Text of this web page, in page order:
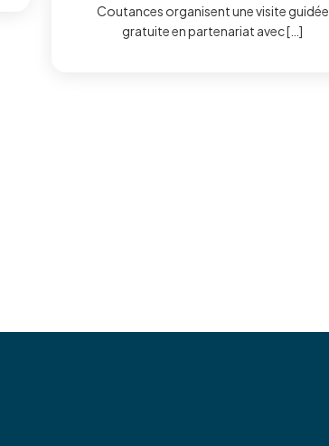
Coutances organisent une visite guidée
gratuite en partenariat avec […]